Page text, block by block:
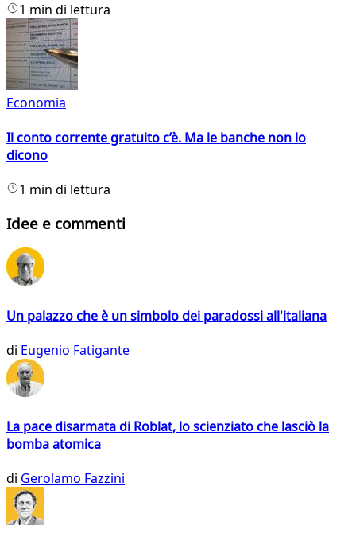
1 min di lettura
Economia
Il conto corrente gratuito c’è. Ma le banche non lo
dicono
1 min di lettura
Idee e commenti
Un palazzo che è un simbolo dei paradossi all'italiana
di Eugenio Fatigante
La pace disarmata di Roblat, lo scienziato che lasciò la
bomba atomica
di Gerolamo Fazzini